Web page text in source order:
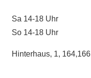
Sa 14-18 Uhr
So 14-18 Uhr
Hinterhaus, 1, 164,166